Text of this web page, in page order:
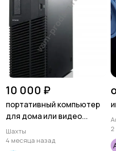
10 000 ₽
портативный компьютер
для дома или видео...
Шахты
4 месяца назад